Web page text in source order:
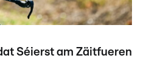
Séierst am Zäitfueren